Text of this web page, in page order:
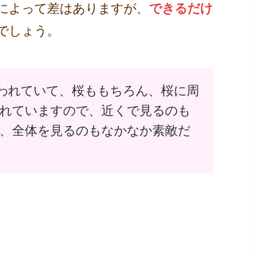
って差はありますが、 できるだけ
ょう。
ていて、桜ももちろん、桜に周
ていますので、近くで見るのも
全体を見るのもなかなか素敵だ